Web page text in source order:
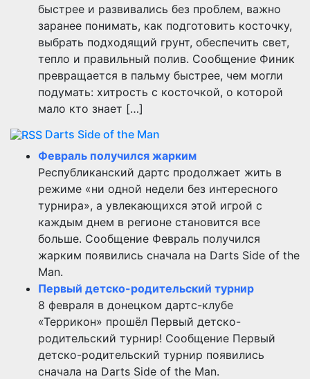
быстрее и развивались без проблем, важно
заранее понимать, как подготовить косточку,
выбрать подходящий грунт, обеспечить свет,
тепло и правильный полив. Сообщение Финик
превращается в пальму быстрее, чем могли
подумать: хитрость с косточкой, о которой
мало кто знает […]
Darts Side of the Man
Февраль получился жарким
Республиканский дартс продолжает жить в
режиме «ни одной недели без интересного
турнира», а увлекающихся этой игрой с
каждым днем в регионе становится все
больше. Сообщение Февраль получился
жарким появились сначала на Darts Side of the
Man.
Первый детско-родительский турнир
8 февраля в донецком дартс-клубе
«Террикон» прошёл Первый детско-
родительский турнир! Сообщение Первый
детско-родительский турнир появились
сначала на Darts Side of the Man.